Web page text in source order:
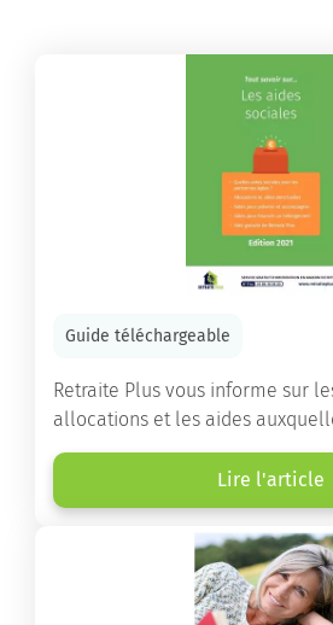
Guide téléchargeable
Retraite Plus vous informe sur
allocations et les aides
âgées ont droit pour financer
de retraite ou un maintien à
Lire l'article